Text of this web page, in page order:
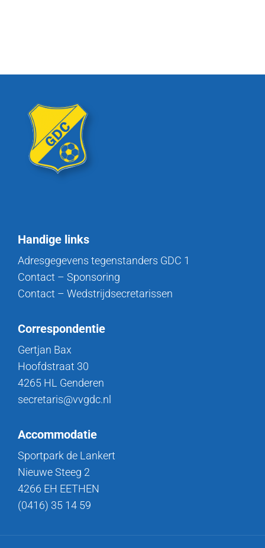
Handige links
Adresgegevens tegenstanders GDC 1
Contact – Sponsoring
Contact – Wedstrijdsecretarissen
Correspondentie
Gertjan Bax
Hoofdstraat 30
4265 HL Genderen
secretaris@vvgdc.nl
Accommodatie
Sportpark de Lankert
Nieuwe Steeg 2
4266 EH EETHEN
(0416) 35 14 59